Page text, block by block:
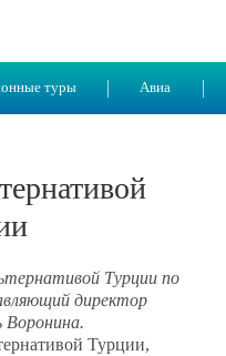
туры Авиа
Турции по
директор
Воронина.
Турции,